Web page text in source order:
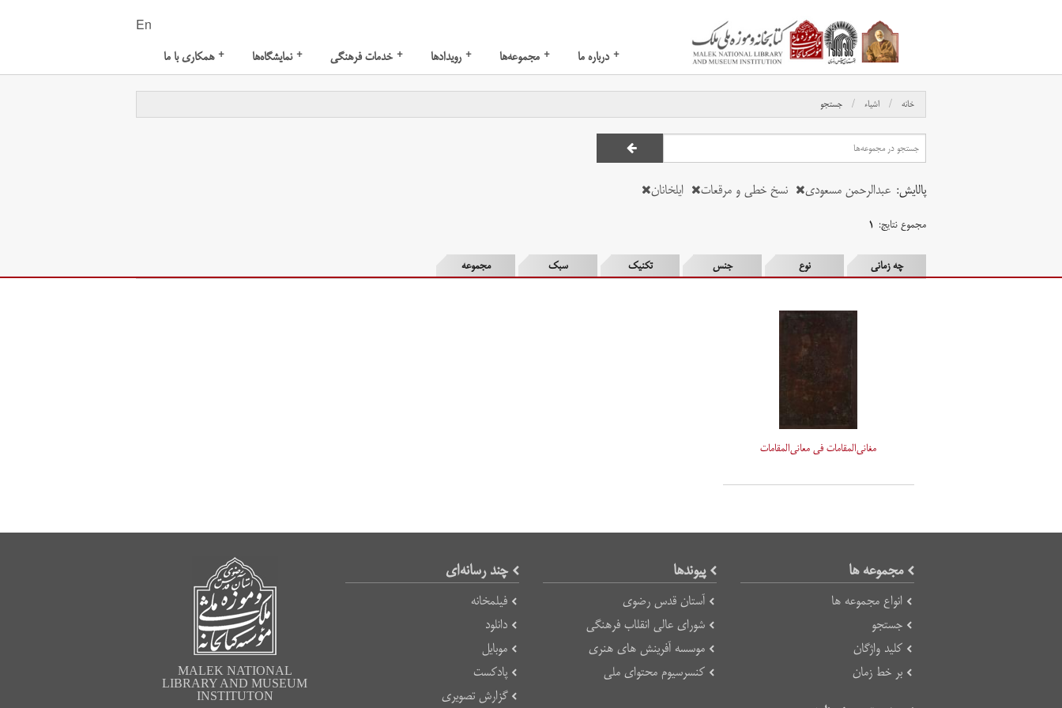
En
همکاری با ما + نمایشگاه‌ها + خدمات فرهنگی + رویدادها + مجموعه‌ها + درباره ما +
خانه اشیاء جستجو
پالایش: عبدالرحمن مسعودی نسخ خطی و مرقعات ایلخانان
مجموع نتایج: ۱
چه زمانی نوع جنس تکنیک سبک مجموعه
مغانی‌المقامات فی معانی‌المقامات
مجموعه ها
انواع مجموعه ها
جستجو
کلید واژگان
بر خط زمان
پیوند‌ها
آستان قدس رضوی
شورای عالی انقلاب فرهنگی
موسسه آفرینش های هنری
کنسرسیوم محتوای ملی
چند رسانه‌ای
فیلمخانه
دانلود
موبایل
پادکست
گزارش تصویری
MALEK NATIONAL
LIBRARY AND MUSEUM
INSTITUTON